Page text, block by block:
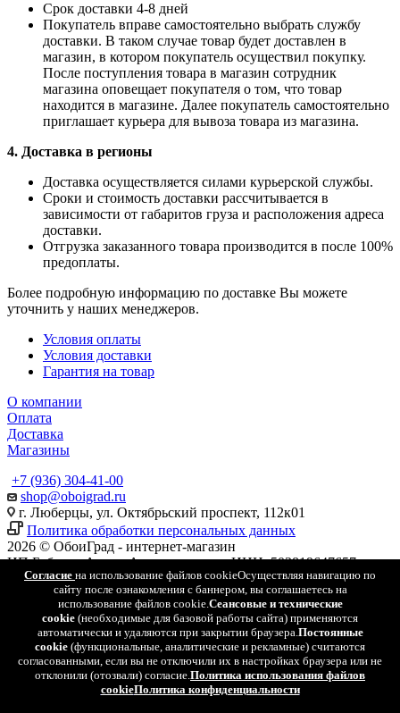
Срок доставки 4-8 дней
Покупатель вправе самостоятельно выбрать службу
доставки. В таком случае товар будет доставлен в
магазин, в котором покупатель осуществил покупку.
После поступления товара в магазин сотрудник
магазина оповещает покупателя о том, что товар
находится в магазине. Далее покупатель самостоятельно
приглашает курьера для вывоза товара из магазина.
4. Доставка в регионы
Доставка осуществляется силами курьерской службы.
Сроки и стоимость доставки рассчитывается в
зависимости от габаритов груза и расположения адреса
доставки.
Отгрузка заказанного товара производится в после 100%
предоплаты.
Более подробную информацию по доставке Вы можете
уточнить у наших менеджеров.
Условия оплаты
Условия доставки
Гарантия на товар
О компании
Оплата
Доставка
Магазины
+7 (936) 304-41-00
shop@oboigrad.ru
г. Люберцы, ул. Октябрьский проспект, 112к01
Политика обработки персональных данных
2026 © ОбоиГрад - интернет-магазин
ИП Бабенко Антон Александрович, ИНН: 503819647657,
ОГРН: 318505000026504
Найти
Согласие на использование файлов cookieОсуществляя навигацию по
сайту после ознакомления с баннером, вы соглашаетесь на
использование файлов cookie.Сеансовые и технические
cookie (необходимые для базовой работы сайта) применяются
автоматически и удаляются при закрытии браузера.Постоянные
cookie (функциональные, аналитические и рекламные) считаются
согласованными, если вы не отключили их в настройках браузера или не
отклонили (отозвали) согласие.Политика использования файлов
cookieПолитика конфиденциальности